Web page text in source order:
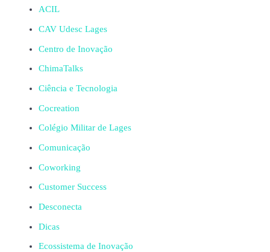
ACIL
CAV Udesc Lages
Centro de Inovação
ChimaTalks
Ciência e Tecnologia
Cocreation
Colégio Militar de Lages
Comunicação
Coworking
Customer Success
Desconecta
Dicas
Ecossistema de Inovação